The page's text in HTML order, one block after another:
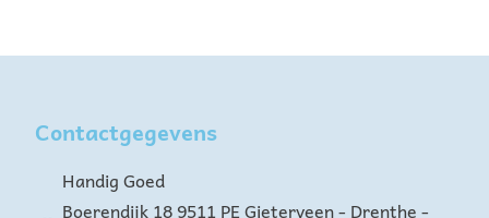
i
Contactgegevens
Handig Goed
Boerendijk 18 9511 PE Gieterveen - Drenthe -